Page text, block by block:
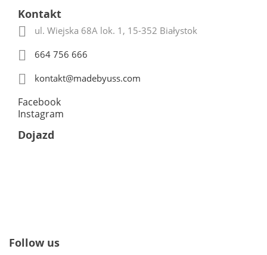
Kontakt
 ul. Wiejska 68A lok. 1, 15-352 Białystok
 664 756 666
 kontakt@madebyuss.com
Facebook
Instagram
Dojazd
Follow us